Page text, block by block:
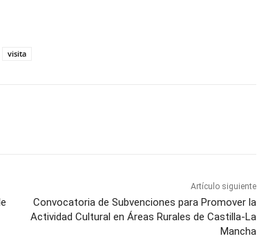
visita
Artículo siguiente
Convocatoria de Subvenciones para Promover la
Actividad Cultural en Áreas Rurales de Castilla-La
Mancha